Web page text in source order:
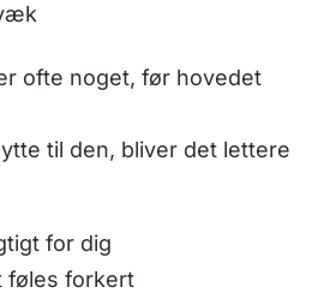
ofte noget, før hovedet
til den, bliver det lettere
for dig
føles forkert